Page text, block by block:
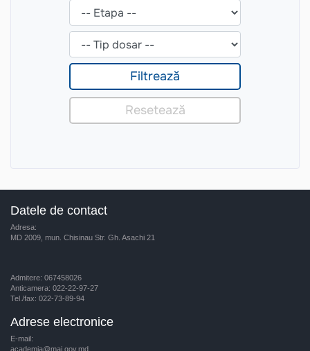
Datele de contact
Adresa:
MD 2009, mun. Chisinau Str. Gh. Asachi 21
Admitere: 067458026
Anticamera: 022-22-97-27
Tel./fax: 022-73-89-94
Adrese electronice
E-mail:
academia@mai.gov.md